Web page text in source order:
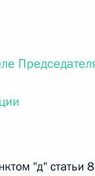
"д" статьи